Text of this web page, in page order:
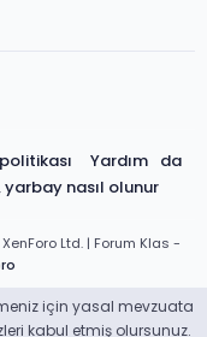
Yardım
da
nasıl olunur
Ltd. | Forum Klas -
için yasal mevzuata
kabul etmiş olursunuz.